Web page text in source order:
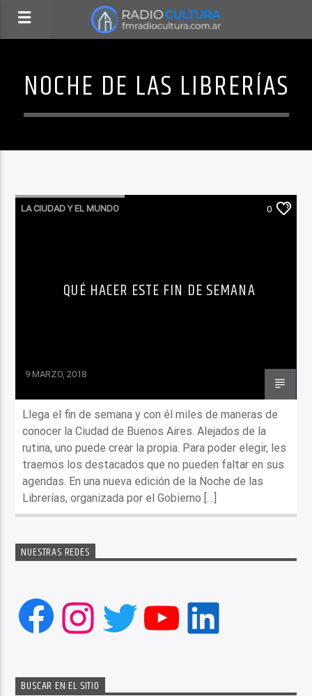
NOCHE DE LAS LIBRERÍAS
LA CIUDAD Y EL MUNDO 0
QUÉ HACER ESTE FIN DE SEMANA
9 MARZO, 2018
Llega el fin de semana y con él miles de maneras de
conocer la Ciudad de Buenos Aires. Alejados de la
rutina, uno puede crear la propia. Para poder elegir, les
traemos los destacados que no pueden faltar en sus
agendas. En una nueva edición de la Noche de las
Librerías, organizada por el Gobierno […]
NUESTRAS REDES
Facebook
Instagram
Twitter
YouTube
LinkedIn
BUSCAR EN EL SITIO